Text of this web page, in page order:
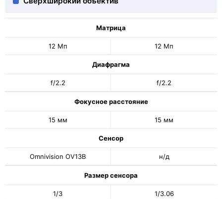
Матрица
12 Мп 12 Мп
Диафрагма
f/2.2 f/2.2
Фокусное расстояние
15 мм 15 мм
Сенсор
Omnivision OV13B н/д
Размер сенсора
1/3 1/3.06